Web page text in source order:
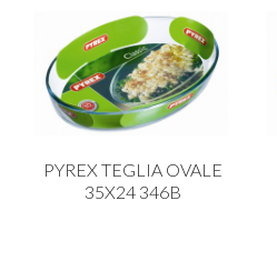
PYREX TEGLIA OVALE
35X24 346B